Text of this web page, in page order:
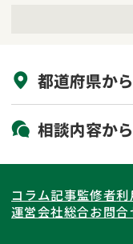
初回相談無料
都道府県から
北海道・東北
北海道
岩手県
関東
東京都
東海
相談内容から
相続登記
コラム記事監修者利
運営会社総合お問合